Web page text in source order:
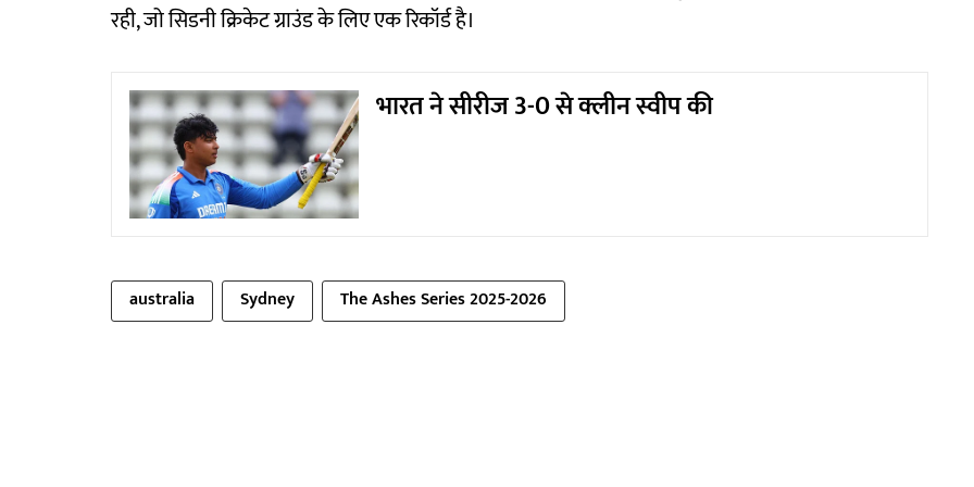
रही, जो सिडनी क्रिकेट ग्राउंड के लिए एक रिकॉर्ड है।
भारत ने सीरीज 3-0 से क्लीन स्वीप की
australia Sydney The Ashes Series 2025-2026